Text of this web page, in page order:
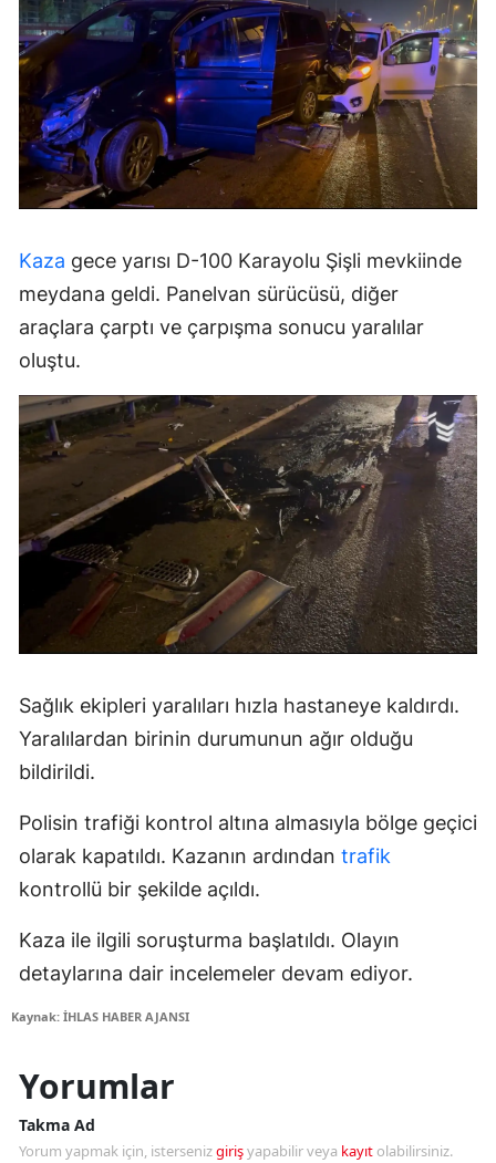
Kaza gece yarısı D-100 Karayolu Şişli mevkiinde
meydana geldi. Panelvan sürücüsü, diğer
araçlara çarptı ve çarpışma sonucu yaralılar
oluştu.
Sağlık ekipleri yaralıları hızla hastaneye kaldırdı.
Yaralılardan birinin durumunun ağır olduğu
bildirildi.
Polisin trafiği kontrol altına almasıyla bölge geçici
olarak kapatıldı. Kazanın ardından trafik
kontrollü bir şekilde açıldı.
Kaza ile ilgili soruşturma başlatıldı. Olayın
detaylarına dair incelemeler devam ediyor.
Kaynak: İHLAS HABER AJANSI
Yorumlar
Takma Ad
Yorum yapmak için, istersenizgirişyapabilir veya kayıt olabilirsiniz.